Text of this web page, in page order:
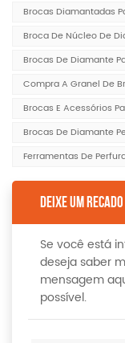
Brocas Diamantadas
Broca De Núcleo De
Brocas De Diamante
Compra A Granel De
Brocas E Acessórios
Brocas De Diamante
Ferramentas De
DEIXE UM RECADO
Se você está
deseja saber
mensagem
possível.